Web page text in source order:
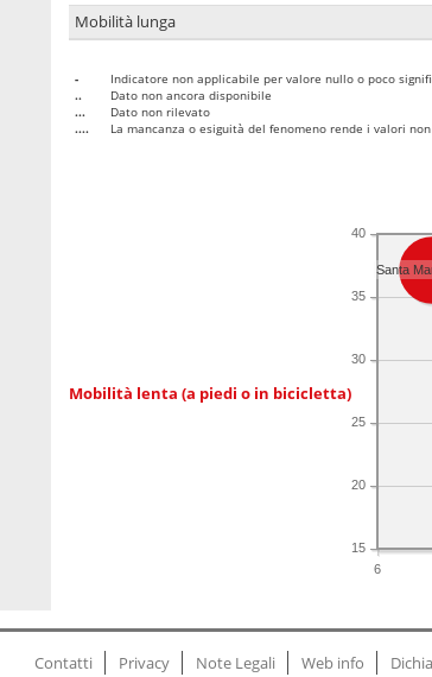
Mobilità lunga
-
Indicatore non applicabile per valore nullo o poco
..
Dato non ancora disponibile
...
Dato non rilevato
....
La mancanza o esiguità del fenomeno rende i valori
Mobilità lenta (a piedi o in bicicletta)
6
15
20
25
30
35
40
Santa
Contatti Privacy Note Legali Web info